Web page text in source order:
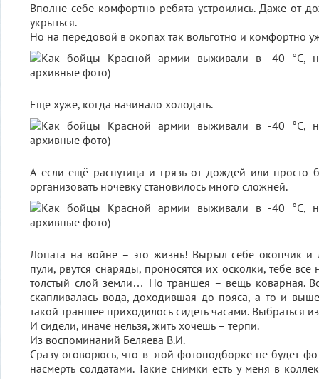
Вполне себе комфортно ребята устроились. Даже от
укрыться.
Но на передовой в окопах так вольготно и комфортно
Ещё хуже, когда начинало холодать.
А если ещё распутица и грязь от дождей или просто
организовать ночёвку становилось много сложней.
Лопата на войне – это жизнь! Вырыл себе окопчик и
пули, рвутся снаряды, проносятся их осколки, тебе
толстый слой земли… Но траншея – вещь коварная.
скапливалась вода, доходившая до пояса, а то и
такой траншее приходилось сидеть часами. Выбраться
И сидели, иначе нельзя, жить хочешь – терпи.
Из воспоминаний Беляева В.И.
Сразу оговорюсь, что в этой фотоподборке не будет
насмерть солдатами. Такие снимки есть у меня в